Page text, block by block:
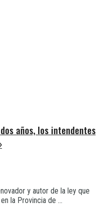
años, los intendentes
y autor de la ley que
la Provincia de ...